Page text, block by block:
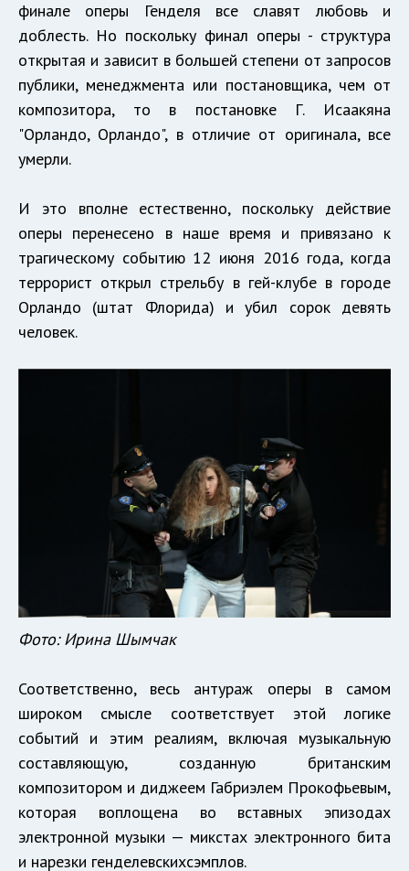
финале оперы Генделя все славят любовь и
доблесть. Но поскольку финал оперы - структура
открытая и зависит в большей степени от запросов
публики, менеджмента или постановщика, чем от
композитора, то в постановке Г. Исаакяна
"Орландо, Орландо", в отличие от оригинала, все
умерли.
И это вполне естественно, поскольку действие
оперы перенесено в наше время и привязано к
трагическому событию 12 июня 2016 года, когда
террорист открыл стрельбу в гей-клубе в городе
Орландо (штат Флорида) и убил сорок девять
человек.
Фото: Ирина Шымчак
Соответственно, весь антураж оперы в самом
широком смысле соответствует этой логике
событий и этим реалиям, включая музыкальную
составляющую, созданную британским
композитором и диджеем Габриэлем Прокофьевым,
которая воплощена во вставных эпизодах
электронной музыки — микстах электронного бита
и нарезки генделевскихсэмплов.